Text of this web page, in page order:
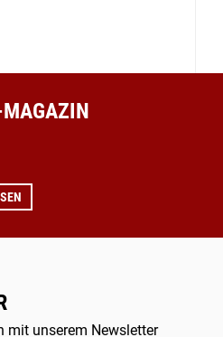
MAGAZIN
mit unserem Newsletter